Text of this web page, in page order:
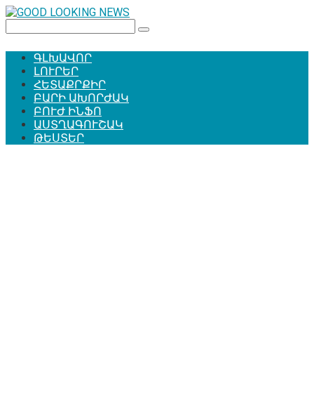
Перейти
контенту
ԳԼԽԱՎՈՐ
ԼՈՒՐԵՐ
ՀԵՏԱՔՐՔԻՐ
ԲԱՐԻ ԱԽՈՐԺԱԿ
ԲՈՒԺ ԻՆՖՈ
ԱՍՏՂԱԳՈՒՇԱԿ
ԹԵՍՏԵՐ